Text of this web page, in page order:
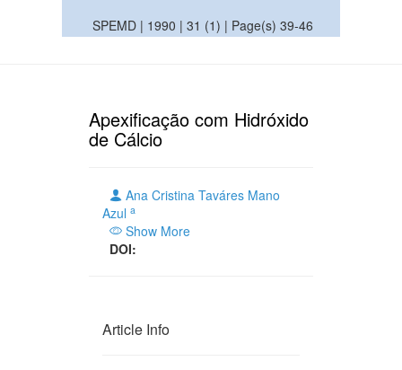
SPEMD | 1990 | 31 (1) | Page(s) 39-46
Apexificação com Hidróxido
de Cálcio
Ana Cristina Taváres Mano
Azul a
Show More
DOI:
Article Info